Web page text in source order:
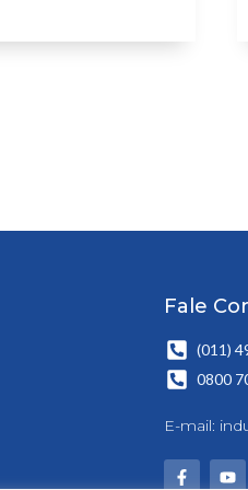
Fale
(011)
0800
E-mail: